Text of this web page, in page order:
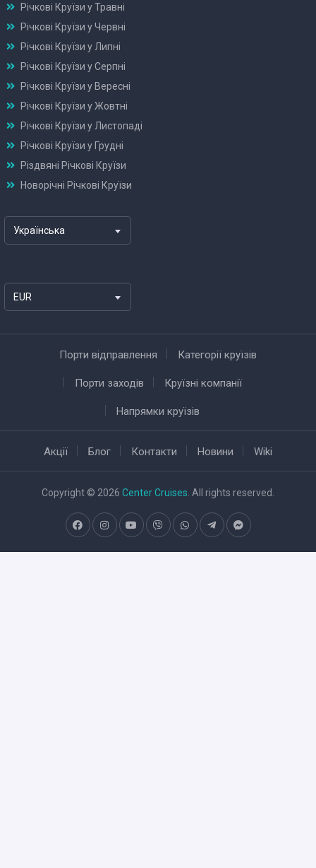
Річкові Круїзи у Травні
Річкові Круїзи у Червні
Річкові Круїзи у Липні
Річкові Круїзи у Серпні
Річкові Круїзи у Вересні
Річкові Круїзи у Жовтні
Річкові Круїзи у Листопаді
Річкові Круїзи у Грудні
Різдвяні Річкові Круїзи
Новорічні Річкові Круїзи
Українська
EUR
Порти відправлення Категорії круїзів
Порти заходів Круїзні компанії
Напрямки круїзів
Акції Блог Контакти Новини Wiki
Copyright © 2026 Center Cruises . All rights reserved.